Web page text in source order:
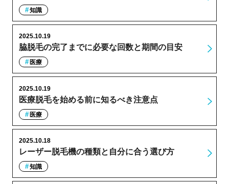
知識
脇脱毛の完了までに必要な回数と期間の目安
2025.10.19
医療
医療脱毛を始める前に知るべき注意点
2025.10.19
医療
レーザー脱毛機の種類と自分に合う選び方
2025.10.18
知識